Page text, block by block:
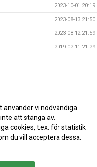
2023-10-01 20:19
2023-08-13 21:50
2023-08-12 21:59
2019-02-11 21:29
använder vi nödvändiga
att stänga av.
cookies, t.ex. för statistik
du vill acceptera dessa.